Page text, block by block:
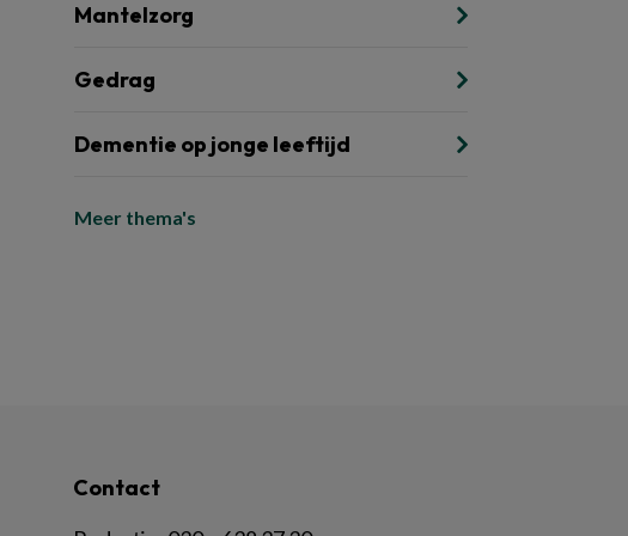
Mantelzorg
Gedrag
Dementie op jonge leeftijd
Meer thema's
Contact